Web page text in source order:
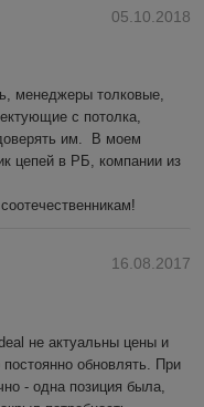
05.10.2018
менеджеры толковые,
с потолка,
им.  В моем
цепей в РБ, компании из
16.08.2017
не актуальны цены и
обновлять. При
- одна позиция была,